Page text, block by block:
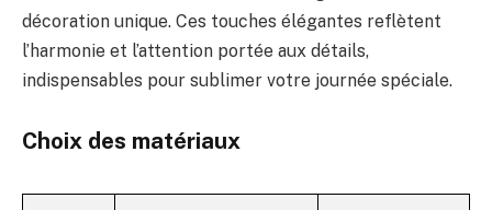
décoration unique. Ces touches élégantes reflètent
l’harmonie et l’attention portée aux détails,
indispensables pour sublimer votre journée spéciale.
Choix des matériaux